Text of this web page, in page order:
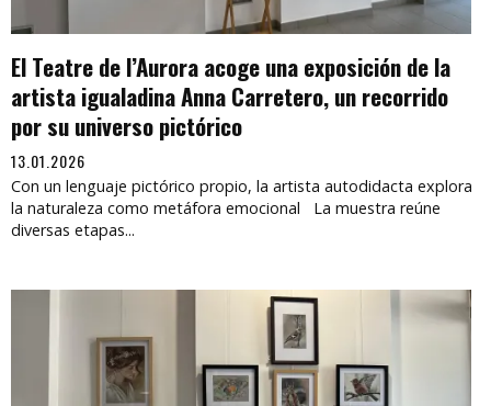
El Teatre de l’Aurora acoge una exposición de la
artista igualadina Anna Carretero, un recorrido
por su universo pictórico
13.01.2026
Con un lenguaje pictórico propio, la artista autodidacta explora
la naturaleza como metáfora emocional La muestra reúne
diversas etapas...